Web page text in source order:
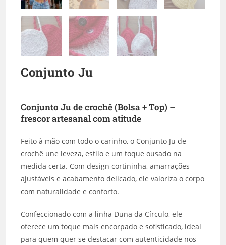
Conjunto Ju
Conjunto Ju de crochê (Bolsa + Top) –
frescor artesanal com atitude
Feito à mão com todo o carinho, o Conjunto Ju de
crochê une leveza, estilo e um toque ousado na
medida certa. Com design cortininha, amarrações
ajustáveis e acabamento delicado, ele valoriza o corpo
com naturalidade e conforto.
Confeccionado com a linha Duna da Círculo, ele
oferece um toque mais encorpado e sofisticado, ideal
para quem quer se destacar com autenticidade nos